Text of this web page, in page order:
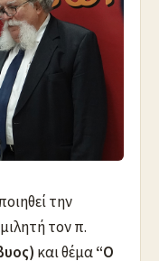
την
τον π.
και θέμα“Ο